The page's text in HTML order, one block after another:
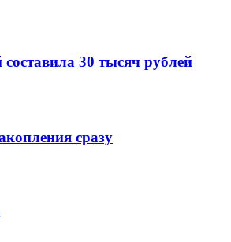
30 тысяч рублей
сразу